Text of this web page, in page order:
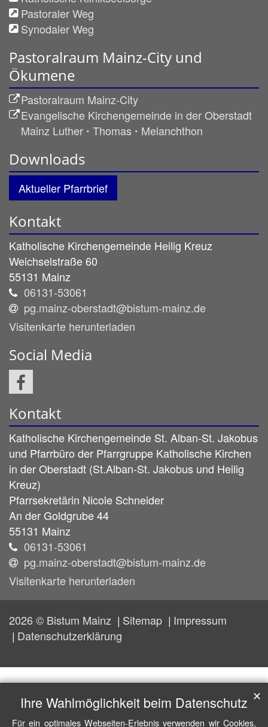
Pastoraler Weg
Synodaler Weg
Pastoralraum Mainz-City und
Ökumene
Pastoralraum Mainz-City
Evangelische Kirchengemeinde in der Oberstadt
Mainz Luther ꞏ Thomas ꞏ Melanchthon
Downloads
Aktueller Pfarrbrief
Kontakt
Katholische Kirchengemeinde Heilig Kreuz
Weichselstraße 60
55131 Mainz
06131-53061
pg.mainz-oberstadt@bistum-mainz.de
Visitenkarte herunterladen
Social Media
Kontakt
Katholische Kirchengemeinde St. Alban-St. Jakobus
und Pfarrbüro der Pfarrgruppe Katholische Kirchen
in der Oberstadt (St.Alban-St. Jakobus und Heilig
Kreuz)
Pfarrsekretärin Nicole Schneider
An der Goldgrube 44
55131 Mainz
06131-53061
pg.mainz-oberstadt@bistum-mainz.de
Visitenkarte herunterladen
2026 © Bistum Mainz Sitemap
Impressum
Datenschutzerklärung
Ihre Wahlmöglichkeit beim Datenschutz
Für ein optimales Webseiten-Erlebnis verwenden wir Cookies,
✕